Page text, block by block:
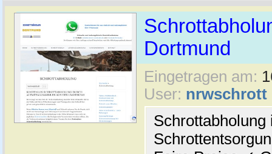
Dortmund
Eingetragen am:
User: nrwschrott